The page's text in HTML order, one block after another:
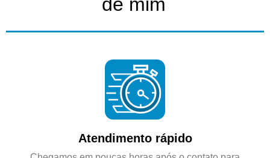
de mim
Atendimento rápido